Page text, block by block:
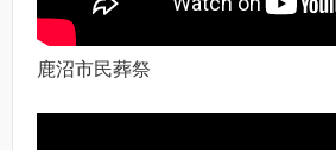
鹿沼市民葬祭